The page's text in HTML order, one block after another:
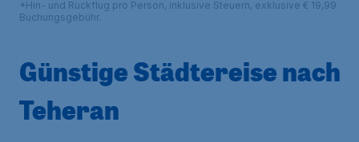
*Hin- und Rückflug pro Person, inklusive Steuern, exklusive € 19,99
Buchungsgebühr.
Günstige Städtereise nach
Teheran